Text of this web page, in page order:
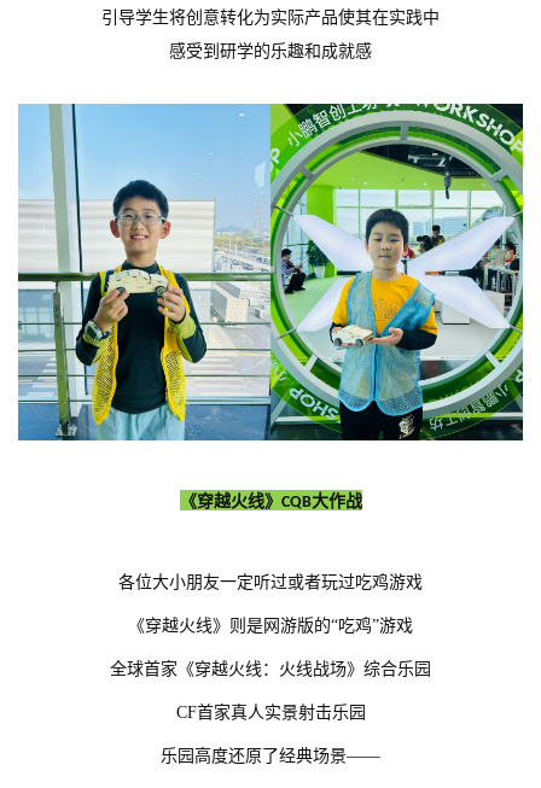
引导学生将创意转化为实际产品使其在实践中
感受到研学的乐趣和成就感
《穿越火线》 CQB大作战
各位大小朋友一定听过或者玩过吃鸡游戏
《穿越火线》则是网游版的“吃鸡”游戏
全球首家《穿越火线：火线战场》综合乐园
CF首家真人实景射击乐园
乐园高度还原了经典场景——